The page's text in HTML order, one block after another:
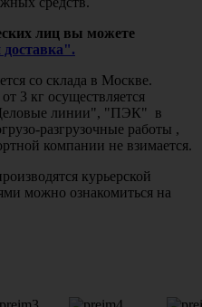
лиц вы можете
со склада в Москве.
3 кг осуществляется
линии", "ПЭК" в
разгрузочные работы ,
компании не взимается.
курьерской
можно ознакомиться на